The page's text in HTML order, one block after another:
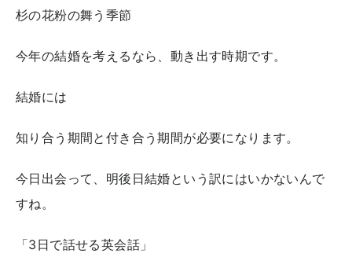
杉の花粉の舞う季節
今年の結婚を考えるなら、動き出す時期です。
結婚には
知り合う期間と付き合う期間が必要になります。
今日出会って、明後日結婚という訳にはいかないんで
すね。
「3日で話せる英会話」